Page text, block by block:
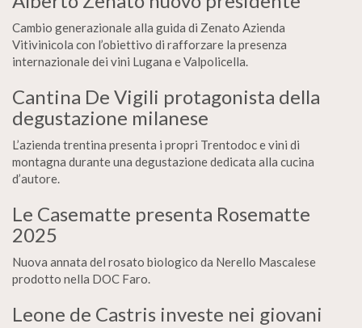
Cambio generazionale alla guida di Zenato Azienda
Vitivinicola con l’obiettivo di rafforzare la presenza
internazionale dei vini Lugana e Valpolicella.
Cantina De Vigili protagonista della
degustazione milanese
L’azienda trentina presenta i propri Trentodoc e vini di
montagna durante una degustazione dedicata alla cucina
d’autore.
Le Casematte presenta Rosematte
2025
Nuova annata del rosato biologico da Nerello Mascalese
prodotto nella DOC Faro.
Leone de Castris investe nei giovani